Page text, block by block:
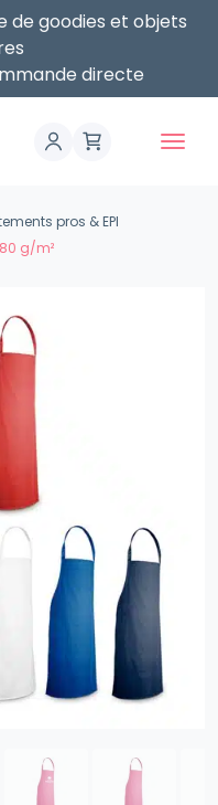
de goodies et objets
directe
pros & EPI
g/m²